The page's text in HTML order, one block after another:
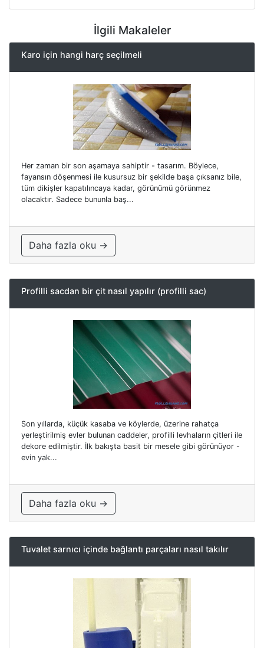
İlgili Makaleler
Karo için hangi harç seçilmeli
Her zaman bir son aşamaya sahiptir - tasarım. Böylece,
fayansın döşenmesi ile kusursuz bir şekilde başa çıksanız bile,
tüm dikişler kapatılıncaya kadar, görünümü görünmez
olacaktır. Sadece bununla baş...
Daha fazla oku →
Profilli sacdan bir çit nasıl yapılır (profilli sac)
Son yıllarda, küçük kasaba ve köylerde, üzerine rahatça
yerleştirilmiş evler bulunan caddeler, profilli levhaların çitleri ile
dekore edilmiştir. İlk bakışta basit bir mesele gibi görünüyor -
evin yak...
Daha fazla oku →
Tuvalet sarnıcı içinde bağlantı parçaları nasıl takılır